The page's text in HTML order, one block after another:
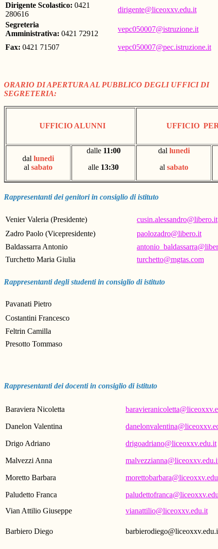
Dirigente Scolastico: 0421
280616
dirigente@liceoxxv.edu.it
Segreteria
Amministrativa: 0421 72912
vepc050007@istruzione.it
Fax: 0421 71507 vepc050007@pec.istruzione.it
ORARIO DI APERTURA AL PUBBLICO DEGLI UFFICI DI
SEGRETERIA:
UFFICIO ALUNNI UFFICIO
dal lunedi
al sabato
dalle 11:00
alle 13:30
dal lunedi
al sabato
Rappresentanti dei genitori in consiglio di istituto
Venier Valeria (Presidente)
cusin.alessandro@libero.it
Zadro Paolo (Vicepresidente)
paolozadro@libero.it
Baldassarra Antonio
Turchetto Maria Giulia
turchetto@mgtas.com
Rappresentanti degli studenti in consiglio di istituto
Pavanati Pietro
Costantini Francesco
Feltrin Camilla
Presotto Tommaso
Rappresentanti dei docenti in consiglio di istituto
Baraviera Nicoletta
Danelon Valentina
Drigo Adriano drigoadriano@liceoxxv.edu.it
Malvezzi Anna
Moretto Barbara
Paludetto Franca
Vian Attilio Giuseppe
vianattilio@liceoxxv.edu.it
Barbiero Diego